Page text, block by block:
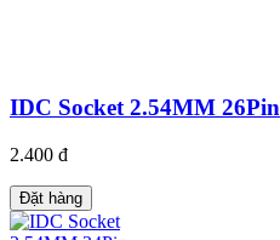
IDC Socket 2.54MM 26Pin
2.400 đ
Đặt hàng